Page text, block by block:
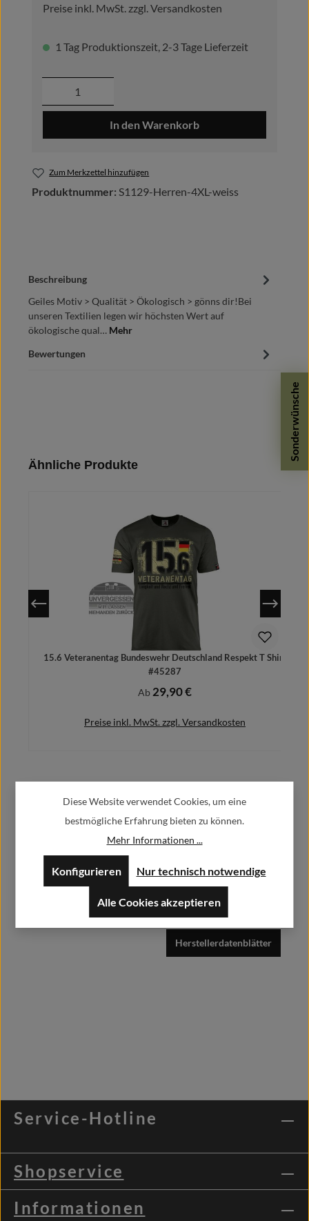
Preise inkl. MwSt. zzgl. Versandkosten
1 Tag Produktionszeit, 2-3 Tage Lieferzeit
Produkt Anzahl: Gib den gewünschten
In den Warenkorb
Zum Merkzettel hinzufügen
Produktnummer: S1129-Herren-4XL-weiss
Sonderwünsche
Beschreibung
Geiles Motiv > Qualität > Ökologisch > gönns dir!Bei
unseren Textilien legen wir höchsten Wert auf
ökologische qual… Mehr
Bewertungen
Produktgalerie überspringen
Ähnliche Produkte
15.6 Veteranentag Bundeswehr Deutschland Respekt T Shirt
#45287
Regulärer Preis:
Ab 29,90 €
Preise inkl. MwSt. zzgl. Versandkosten
Alfa GmbH / Alfashirt
Weisweilerstr.20-22
info@alfashirt.de
Herstellerdatenblätter
Service-Hotline
Shopservice
Informationen
Diese Website verwendet Cookies, um eine
bestmögliche Erfahrung bieten zu können.
Mehr Informationen ...
Nur technisch notwendige
Konfigurieren
Alle Cookies akzeptieren